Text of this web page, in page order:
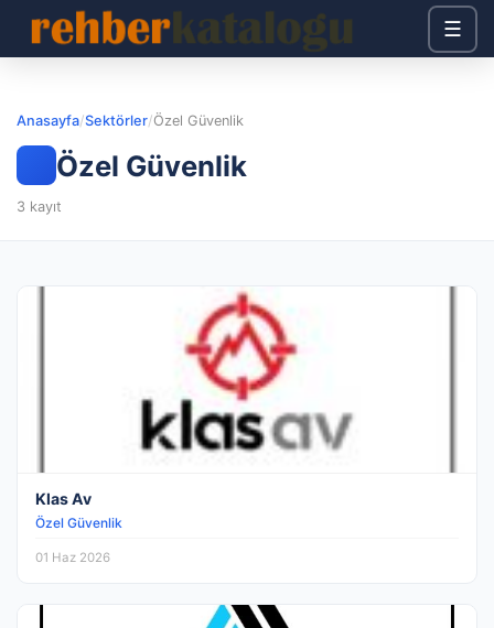
☰
Anasayfa/Sektörler/Özel Güvenlik
Özel Güvenlik
3 kayıt
Klas Av
Özel Güvenlik
01 Haz 2026